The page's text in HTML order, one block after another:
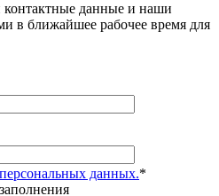
данные и наши
в ближайшее рабочее время для
данных.*